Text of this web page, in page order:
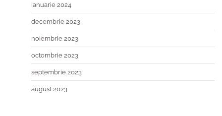
ianuarie 2024
decembrie 2023
noiembrie 2023
octombrie 2023
septembrie 2023
august 2023